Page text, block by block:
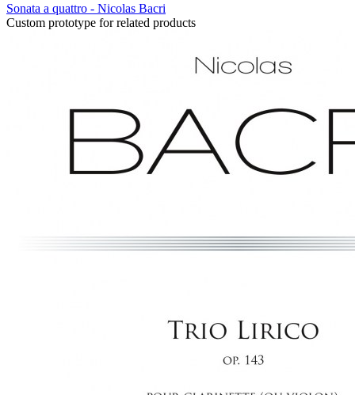
Sonata a quattro - Nicolas Bacri
Custom prototype for related products